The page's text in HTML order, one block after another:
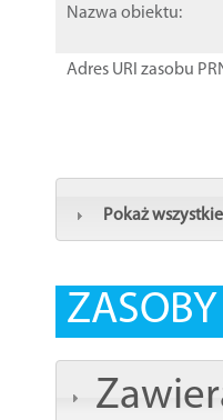
Nazwa obiektu:
Adres URI zasobu
Pokaż wszystkie